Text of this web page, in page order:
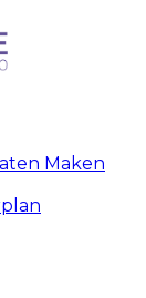
navigation
Maken